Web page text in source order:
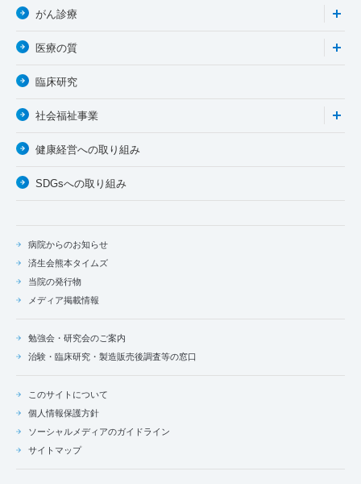
病院からのお知らせ
済生会熊本タイムズ
当院の発行物
メディア掲載情報
勉強会・研究会のご案内
治験・臨床研究・製造販売後調査等の窓口
このサイトについて
個人情報保護方針
ソーシャルメディアのガイドライン
サイトマップ
がん診療
医療の質
臨床研究
社会福祉事業
健康経営への取り組み
SDGsへの取り組み